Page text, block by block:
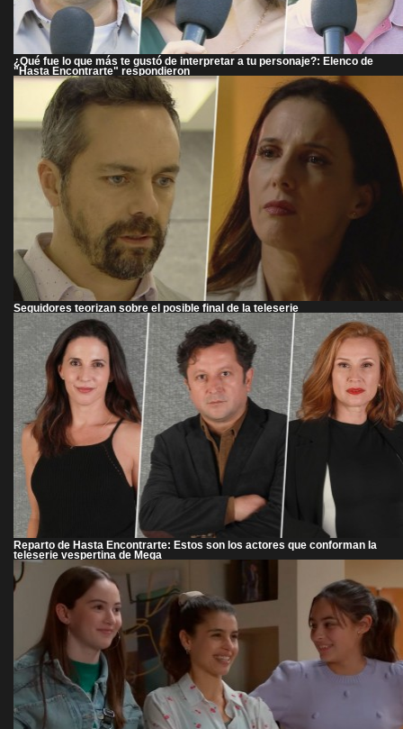
¿Qué fue lo que más te gustó de interpretar a tu personaje?: Elenco de
"Hasta Encontrarte" respondieron
Seguidores teorizan sobre el posible final de la teleserie
Reparto de Hasta Encontrarte: Estos son los actores que conforman la
teleserie vespertina de Mega